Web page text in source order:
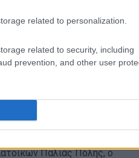
related to personalization.
related to security, including
prevention, and other user
επίλυση σε μια
την επαναφορά
και τον καθαρισμό του
Υπηρεσιών Ανδρέας
ο Γραμ. του
Παλιάς Πόλης, ο